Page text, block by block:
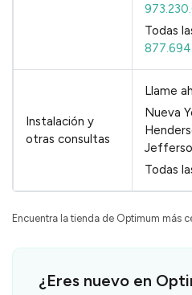
Todas
Instalación y
otras consultas
Llame
Nueva
Todas
Encuentra la tienda de Optimum más
¿Eres nuevo en